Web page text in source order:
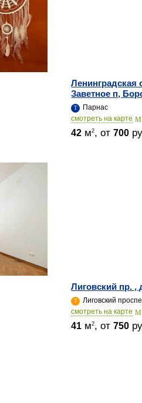
Ленинградская
Заветное п,
Парнас
cмотреть на карте
42 м2, от700
Лиговский пр. ,
Лиговский
cмотреть на карте
41 м2, от750